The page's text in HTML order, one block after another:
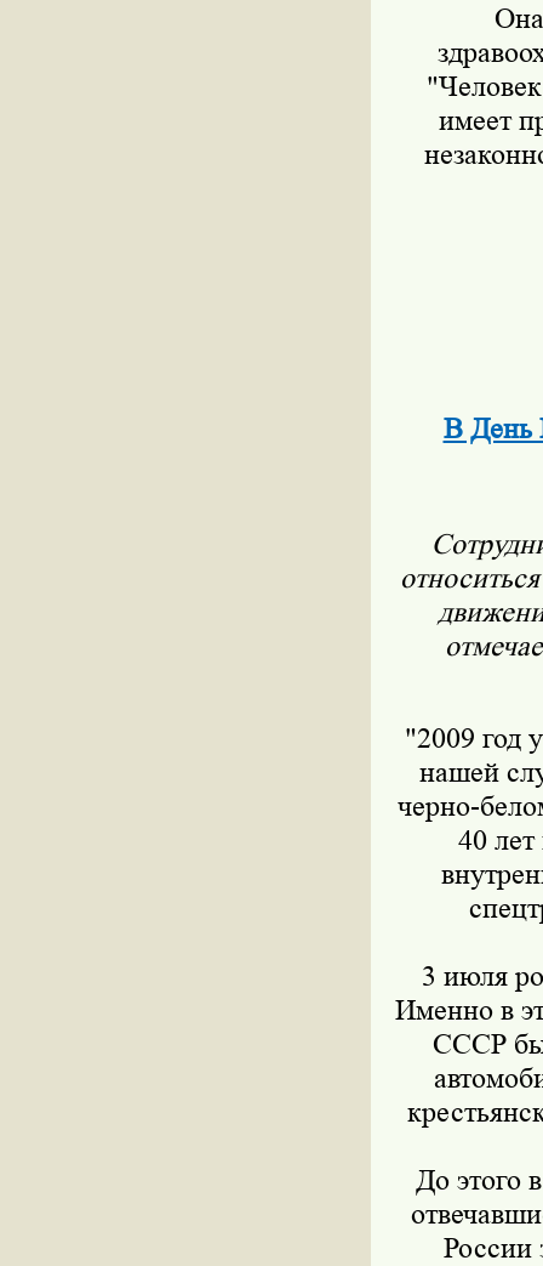
имеет
В День
"2009 год
нашей
черно-
40
3 июля
Именно в
СССР
До этого
России